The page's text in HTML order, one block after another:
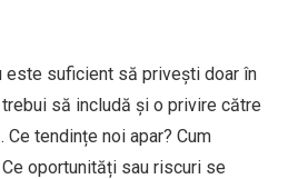
este suficient să privești doar în
să includă și o privire către
tendințe noi apar? Cum
oportunități sau riscuri se